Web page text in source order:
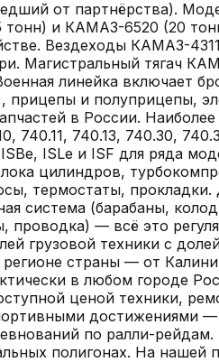
от партнёрства).
и КАМАЗ-6520 (20
Вездеходы КАМАЗ-
Магистральный тягач
линейка
и полуприцепы,
в России. Наиболее
740.13, 740.30,
ISLe и ISF для ряда
цилиндров,
термостаты,
система (барабаны,
проводка) — всё это
грузовой техники с
страны — от
в любом городе
ценой техники,
достижениями
по ралли-
полигонах. На нашей